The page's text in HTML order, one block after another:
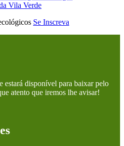
Vila Verde
Se Inscreva
estará disponível para baixar pelo
atento que iremos lhe avisar!